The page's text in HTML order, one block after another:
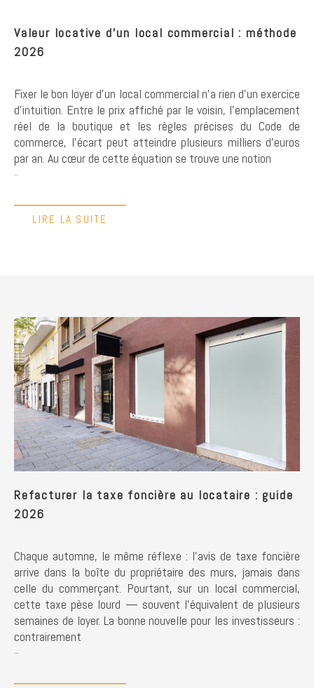
Valeur locative d'un local commercial : méthode
2026
Fixer le bon loyer d'un local commercial n'a rien d'un exercice
d'intuition. Entre le prix affiché par le voisin, l'emplacement
réel de la boutique et les règles précises du Code de
commerce, l'écart peut atteindre plusieurs milliers d'euros
par an. Au cœur de cette équation se trouve une notion
...
LIRE LA SUITE
Refacturer la taxe foncière au locataire : guide
2026
Chaque automne, le même réflexe : l'avis de taxe foncière
arrive dans la boîte du propriétaire des murs, jamais dans
celle du commerçant. Pourtant, sur un local commercial,
cette taxe pèse lourd — souvent l'équivalent de plusieurs
semaines de loyer. La bonne nouvelle pour les investisseurs :
contrairement
...